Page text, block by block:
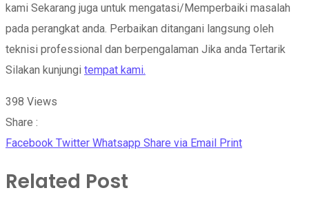
kami Sekarang juga untuk mengatasi/Memperbaiki masalah
pada perangkat anda. Perbaikan ditangani langsung oleh
teknisi professional dan berpengalaman Jika anda Tertarik
Silakan kunjungi tempat kami.
398 Views
Share :
Facebook Twitter Whatsapp Share via Email Print
Related Post